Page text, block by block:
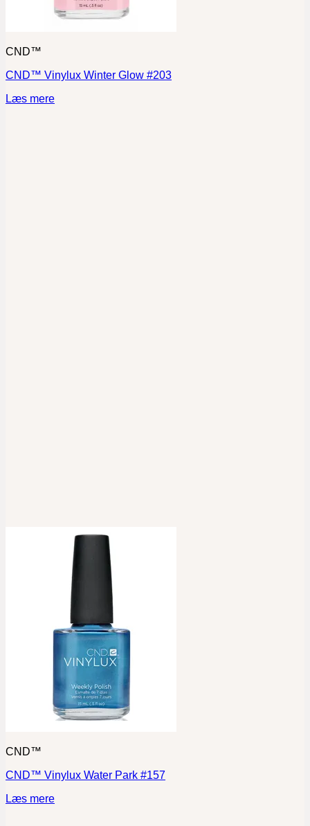
CND™
CND™ Vinylux Winter Glow #203
Læs mere
CND™
CND™ Vinylux Water Park #157
Læs mere